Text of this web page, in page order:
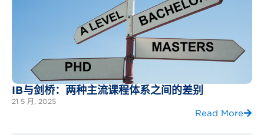
IB与剑桥：两种主流课程体系之间的差别
21 5 月, 2025
Read More